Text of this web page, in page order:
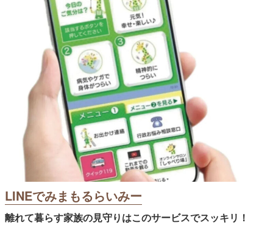
LINEでみまもるらいみー
離れて暮らす家族の見守りはこのサービスでスッキリ！